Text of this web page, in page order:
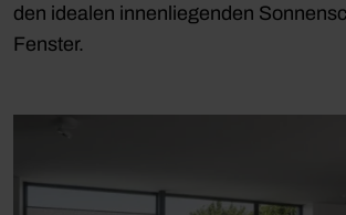
den idealen innenliegenden
Fenster.